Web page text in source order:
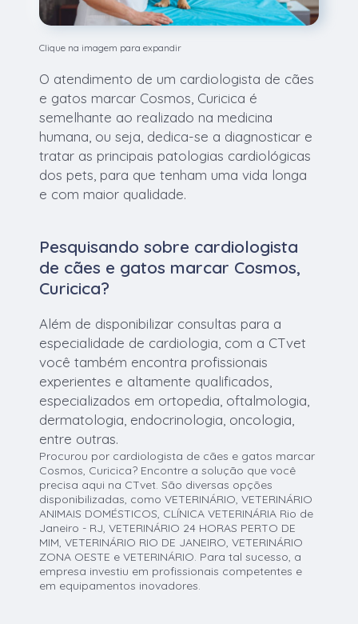
Clique na imagem para expandir
O atendimento de um cardiologista de cães
e gatos marcar Cosmos, Curicica é
semelhante ao realizado na medicina
humana, ou seja, dedica-se a diagnosticar e
tratar as principais patologias cardiológicas
dos pets, para que tenham uma vida longa
e com maior qualidade.
Pesquisando sobre cardiologista
de cães e gatos marcar Cosmos,
Curicica?
Além de disponibilizar consultas para a
especialidade de cardiologia, com a CTvet
você também encontra profissionais
experientes e altamente qualificados,
especializados em ortopedia, oftalmologia,
dermatologia, endocrinologia, oncologia,
entre outras.
Procurou por cardiologista de cães e gatos marcar
Cosmos, Curicica? Encontre a solução que você
precisa aqui na CTvet. São diversas opções
disponibilizadas, como VETERINÁRIO, VETERINÁRIO
ANIMAIS DOMÉSTICOS, CLÍNICA VETERINÁRIA Rio de
Janeiro - RJ, VETERINÁRIO 24 HORAS PERTO DE
MIM, VETERINÁRIO RIO DE JANEIRO, VETERINÁRIO
ZONA OESTE e VETERINÁRIO. Para tal sucesso, a
empresa investiu em profissionais competentes e
em equipamentos inovadores.